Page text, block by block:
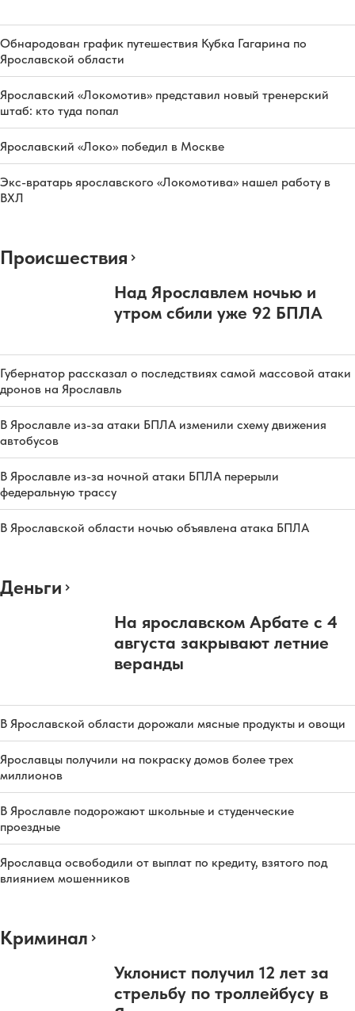
Обнародован график путешествия Кубка Гагарина по
Ярославской области
Ярославский «Локомотив» представил новый тренерский
штаб: кто туда попал
Ярославский «Локо» победил в Москве
Экс-вратарь ярославского «Локомотива» нашел работу в
ВХЛ
Происшествия
Над Ярославлем ночью и
утром сбили уже 92 БПЛА
Губернатор рассказал о последствиях самой массовой атаки
дронов на Ярославль
В Ярославле из-за атаки БПЛА изменили схему движения
автобусов
В Ярославле из-за ночной атаки БПЛА перерыли
федеральную трассу
В Ярославской области ночью объявлена атака БПЛА
Деньги
На ярославском Арбате с 4
августа закрывают летние
веранды
В Ярославской области дорожали мясные продукты и овощи
Ярославцы получили на покраску домов более трех
миллионов
В Ярославле подорожают школьные и студенческие
проездные
Ярославца освободили от выплат по кредиту, взятого под
влиянием мошенников
Криминал
Уклонист получил 12 лет за
стрельбу по троллейбусу в